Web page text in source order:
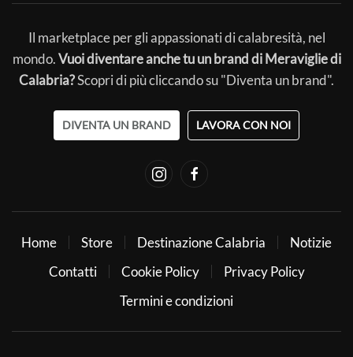
Il marketplace per gli appassionati di calabresità, nel
mondo.Vuoi diventare anche tu un brand di Meraviglie di
Calabria?Scopri di più cliccando su "Diventa un brand".
DIVENTA UN BRAND LAVORA CON NOI
Home Store Destinazione Calabria
Notizie
Contatti
Cookie Policy
Privacy Policy
Termini e condizioni